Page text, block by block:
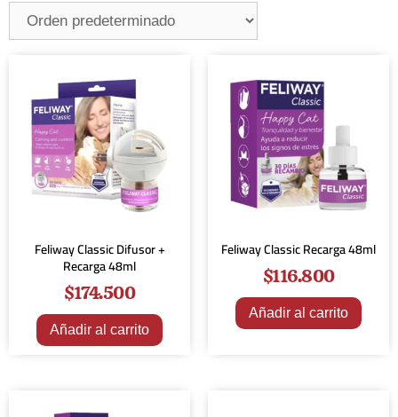
Feliway Classic Difusor +
Recarga 48ml
$174.500
Añadir al carrito
Feliway Classic Recarga 48ml
$116.800
Añadir al carrito